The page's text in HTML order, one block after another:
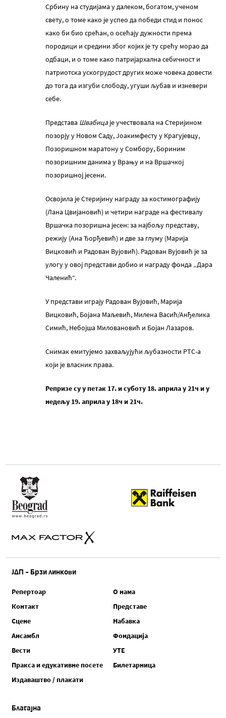
Србину на студијама у далеком, богатом, ученом
свету, о томе како је успео да победи стид и понос
како би био срећан, о осећају дужности према
породици и средини због којих је ту срећу морао да
одбаци, и о томе како патријархална себичност и
патриотска ускогрудост других може човека довести
до тога да изгуби слободу, угуши љубав и изневери
себе.
Представа Швабицаје учествовала на Стеријином
позорју у Новом Саду, Јоакимфесту у Крагујевцу,
Позоришном маратону у Сомбору, Бориним
позоришним данима у Врању и на Вршачкој
позоришној јесени.
Освојила је Стеријину награду за костимографију
(Лана Цвијановић) и четири награде на фестивалу
Вршачка позоришна јесен: за најбољу представу,
режију (Ана Ђорђевић) и две за глуму (Марија
Вицковић и Радован Вујовић). Радован Вујовић је за
улогу у овој представи добио и награду фонда „Дара
Чаленић“.
У представи играју Радован Вујовић, Марија
Вицковић, Бојана Маљевић, Милена Васић/Анђелика
Симић, Небојша Миловановић и Бојан Лазаров.
Снимак емитујемо захваљујући љубазности РТС-а
који је власник права.
Репризе су у петак 17. и суботу 18. априла у 21ч и у
недељу 19. априла у 18ч и 21ч.
ЈДП - Брзи линкови
Репертоар
О нама
Контакт
Представе
Сцене
Набавка
Ансамбл
Фондација
Вести
УТЕ
Пракса и едукативне посете
Билетарница
Издаваштво / плакати
Благајна